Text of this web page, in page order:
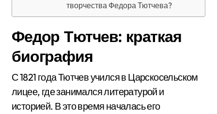
творчества Федора Тютчева?
Федор Тютчев: краткая
биография
С 1821 года Тютчев учился в Царскосельском
лицее, где занимался литературой и
историей. В это время началась его